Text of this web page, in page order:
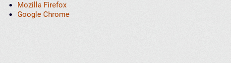
Mozilla Firefox
Google Chrome